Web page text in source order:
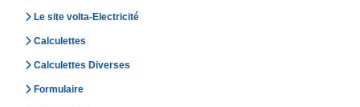
Le site volta-Electricité
Calculettes
Calculettes Diverses
Formulaire